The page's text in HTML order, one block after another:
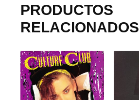
PRODUCTOS
RELACIONADOS